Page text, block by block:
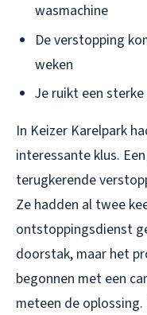
wasmachine
De verstopping
weken
Je ruikt een
In Keizer Karelpark
interessante klus.
terugkerende
Ze hadden al twee
ontstoppingsdienst
doorstak, maar het
begonnen met een
meteen de